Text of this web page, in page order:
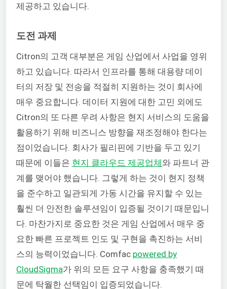
제공하고 있습니다.
도전 과제
Citron의 고객 대부분은 게임 산업에서 사업을 영위
하고 있습니다. 따라서 인프라를 통해 대용량 데이
터의 저장 및 전송을 적절히 지원하는 것이 회사에
매우 중요합니다. 데이터 지원에 대한 고민 외에도
Citron의 또 다른 우려 사항은 현지 서비스의 도움을
활용하기 위해 비즈니스 방향을 재조정해야 한다는
점이었습니다. 회사가 필리핀에 기반을 두고 있기
때문에 이들은 현지 클라우드 제공업체와 파트너 관
계를 맺어야 했습니다. 그렇게 하는 것이 현지 정책
을 준수하고 일관되게 가동 시간을 유지할 수 있는
훨씬 더 안전한 솔루션임이 입증될 것이기 때문입니
다. 마찬가지로 중요한 것은 게임 산업에서 매우 중
요한 빠른 프로젝트 인도 및 구현을 촉진하는 서비
스의 능력이었습니다. Comfac powered by
CloudSigma가 위의 모든 요구 사항을 충족했기 때
문에 탁월한 선택임이 입증되었습니다.